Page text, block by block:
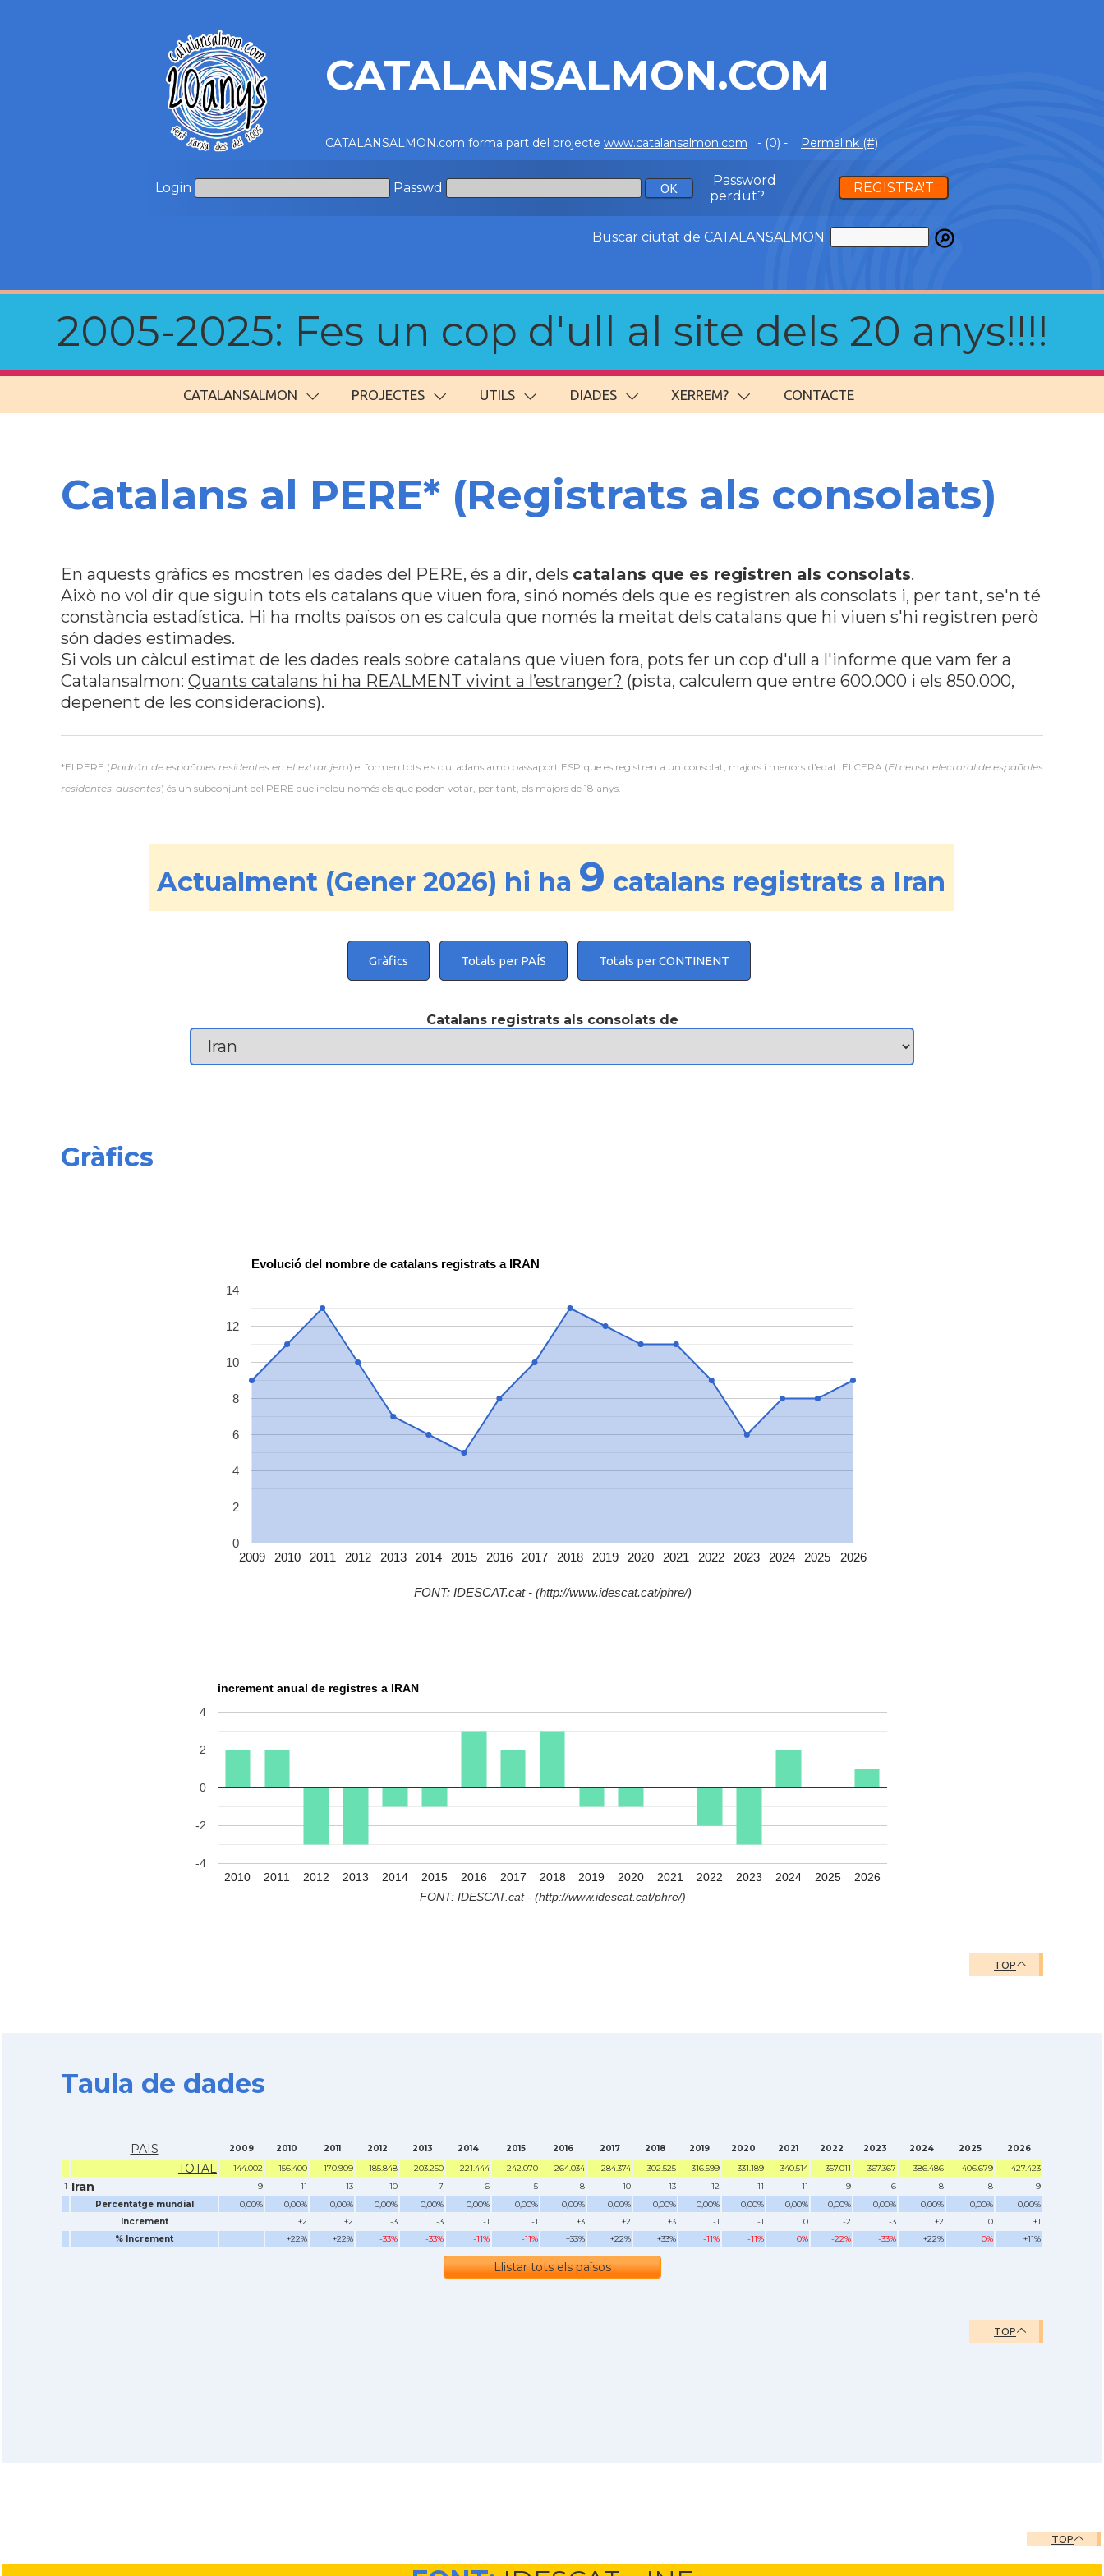
CATALANSALMON.COM
CATALANSALMON.com forma part del projecte www.catalansalmon.com - (0) - Permalink (#)
Login Passwd
Password
perdut?
REGISTRA'T
Buscar ciutat de CATALANSALMON:
2005-2025: Fes un cop d'ull al site dels 20 anys!!!!
CATALANSALMON PROJECTES UTILS DIADES XERREM? CONTACTE
Catalans al PERE* (Registrats als consolats)
En aquests gràfics es mostren les dades del PERE, és a dir, dels catalans que es registren als consolats.
Això no vol dir que siguin tots els catalans que viuen fora, sinó només dels que es registren als consolats i, per tant, se'n té
constància estadística. Hi ha molts països on es calcula que només la meitat dels catalans que hi viuen s'hi registren però
són dades estimades.
Si vols un càlcul estimat de les dades reals sobre catalans que viuen fora, pots fer un cop d'ull a l'informe que vam fer a
Catalansalmon: Quants catalans hi ha REALMENT vivint a l’estranger? (pista, calculem que entre 600.000 i els 850.000,
depenent de les consideracions).
*El PERE (Padrón de españoles residentes en el extranjero) el formen tots els ciutadans amb passaport ESP que es registren a un consolat; majors i menors d'edat. El CERA (El censo electoral de españoles
residentes-ausentes) és un subconjunt del PERE que inclou només els que poden votar, per tant, els majors de 18 anys.
Actualment (Gener 2026) hi ha 9 catalans registrats a Iran
Gràfics Totals per PAÍS Totals per CONTINENT
Catalans registrats als consolats de
Gràfics
Evolució del nombre de catalans registrats a IRAN
2009 2010 2011 2012 2013 2014 2015 2016 2017 2018 2019 2020 2021 2022 2023 2024 2025 2026
0
2
4
6
8
10
12
14
FONT: IDESCAT.cat - (http://www.idescat.cat/phre/)
increment anual de registres a IRAN
2010 2011 2012 2013 2014 2015 2016 2017 2018 2019 2020 2021 2022 2023 2024 2025 2026
-4
-2
0
2
4
FONT: IDESCAT.cat - (http://www.idescat.cat/phre/)
TOP
Taula de dades
PAIS 2009 2010 2011 2012 2013 2014 2015 2016 2017 2018 2019 2020 2021 2022 2023 2024 2025 2026
TOTAL 144.002 156.400 170.909 185.848 203.250 221.444 242.070 264.034 284.374 302.525 316.599 331.189 340.514 357.011 367.367 386.486 406.679
427.423
1 Iran 9 11 13 10 7 6 5 8 10 13 12 11 11 9 6 8 8
9
Percentatge mundial
0,00% 0,00% 0,00% 0,00% 0,00% 0,00% 0,00% 0,00% 0,00% 0,00% 0,00% 0,00% 0,00% 0,00% 0,00% 0,00% 0,00%
0,00%
Increment
+2 +2 -3 -3 -1 -1 +3 +2 +3 -1 -1 0 -2 -3 +2 0
+1
% Increment
+22% +22% -33% -33% -11% -11% +33% +22% +33% -11% -11% 0% -22% -33% +22% 0% +11%
Llistar tots els països
TOP
TOP